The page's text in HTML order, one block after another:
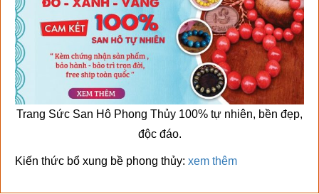
Trang Sức San Hô Phong Thủy 100% tự nhiên, bền đẹp,
độc đáo.
Kiến thức bổ xung bề phong thủy: xem thêm